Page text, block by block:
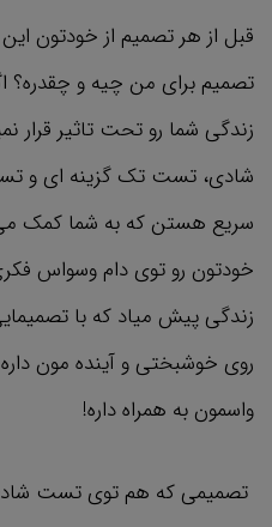
قبل از هر تصمیم از خودتون
تصمیم برای من چیه و چقدره؟
زندگی شما رو تحت تاثیر قرار
شادی، تست تک گزینه ای و
سریع هستن که به شما کمک
خودتون رو توی دام وسواس
زندگی پیش میاد که با
روی خوشبختی و آینده مون
واسمون به همراه داره!
تصمیمی که هم توی تست